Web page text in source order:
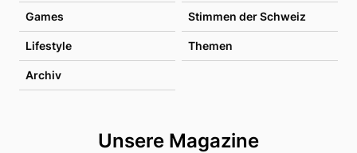
Games Stimmen der Schweiz
Lifestyle Themen
Archiv
Unsere Magazine